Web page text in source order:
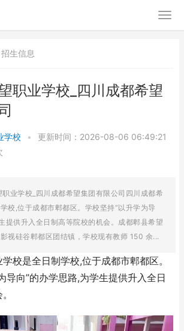
招生信息
职业学校_四川成都希望
学校 •
更新时间：2026-08-06 06:49:21
职业学校_四川成都希望集团有限公司四川成都希
校,位于成都市郫都区。学校坚持“以升学为导
提供升入全日制高等院校的机会。成都郫县希望
视硅谷郫都区团结镇，学校现有教师 150 余...
校是全日制学校,位于成都市郫都区。
导向”的办学思路,为学生提供升入全日